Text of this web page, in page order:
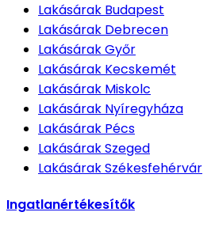
Lakásárak Budapest
Lakásárak Debrecen
LakásárakGyőr
Lakásárak Kecskemét
Lakásárak Miskolc
Lakásárak Nyíregyháza
Lakásárak Pécs
LakásárakSzeged
LakásárakSzékesfehérvár
Ingatlanértékesítők